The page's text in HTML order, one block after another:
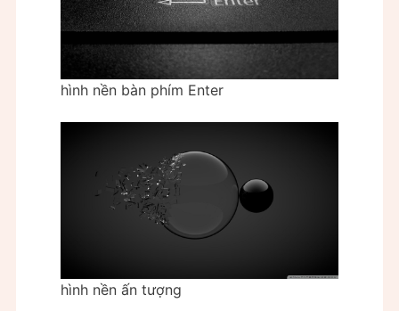
hình nền bàn phím Enter
hình nền ấn tượng